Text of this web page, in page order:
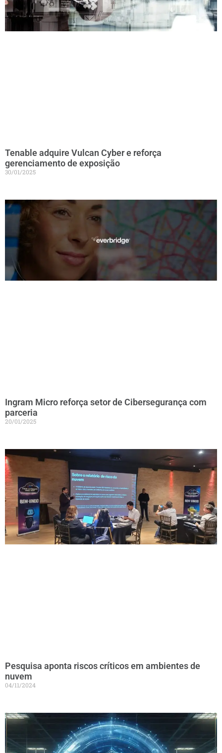
Tenable adquire Vulcan Cyber e reforça
gerenciamento de exposição
30/01/2025
Ingram Micro reforça setor de Cibersegurança com
parceria
20/01/2025
Pesquisa aponta riscos críticos em ambientes de
nuvem
04/11/2024